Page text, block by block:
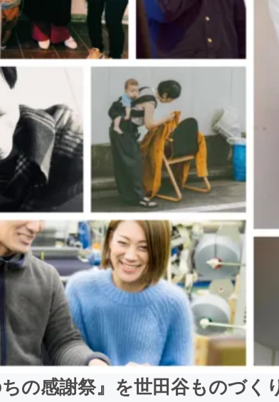
の感謝祭』を世田谷ものづく